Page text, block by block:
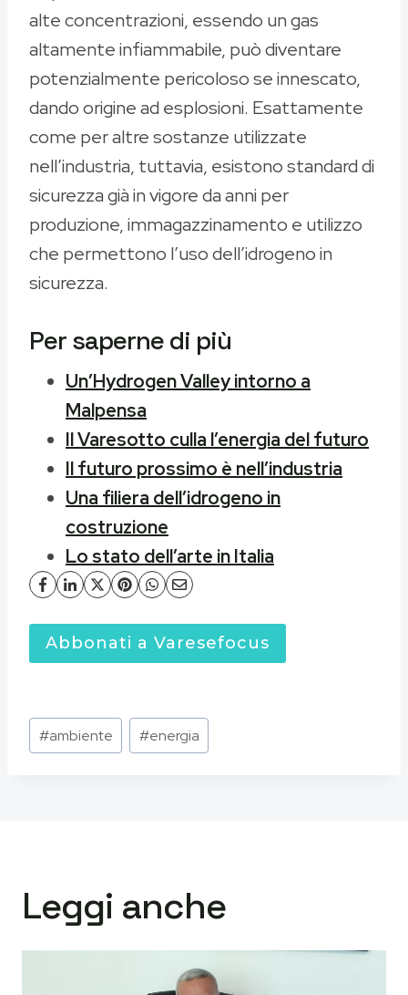
alte concentrazioni, essendo un gas
altamente infiammabile, può diventare
potenzialmente pericoloso se innescato,
dando origine ad esplosioni. Esattamente
come per altre sostanze utilizzate
nell’industria, tuttavia, esistono standard di
sicurezza già in vigore da anni per
produzione, immagazzinamento e utilizzo
che permettono l’uso dell’idrogeno in
sicurezza.
Per saperne di più
Un’Hydrogen Valley intorno a
Malpensa
Il Varesotto culla l’energia del futuro
Il futuro prossimo è nell’industria
Una filiera dell’idrogeno in
costruzione
Lo stato dell’arte in Italia
Abbonati a Varesefocus
Tag
articolo:
#ambiente #energia
Leggi anche